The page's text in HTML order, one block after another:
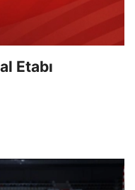
Etabı